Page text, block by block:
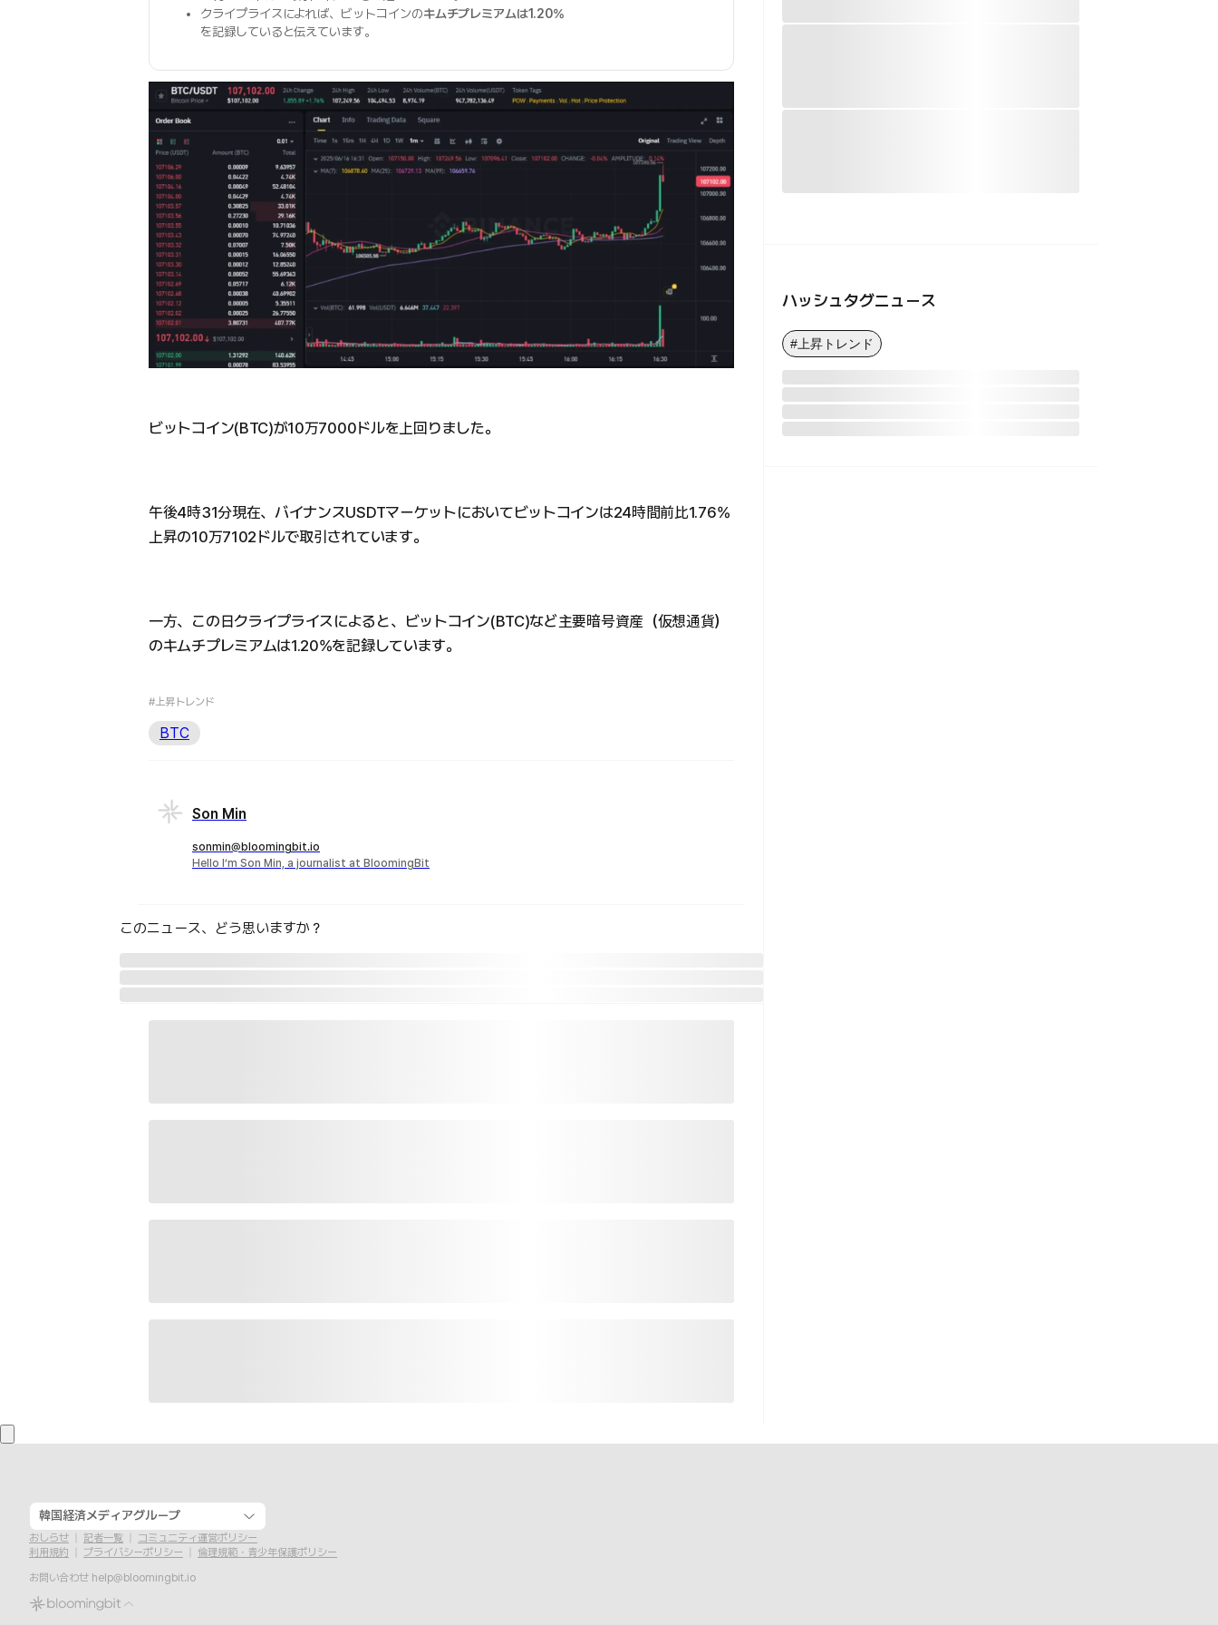
クライプライスによれば、ビットコインのキムチプレミアムは1.20%
を記録していると伝えています。
ビットコイン(BTC)が10万7000ドルを上回りました。
午後4時31分現在、バイナンスUSDTマーケットにおいてビットコインは24時間前比1.76%
上昇の10万7102ドルで取引されています。
一方、この日クライプライスによると、ビットコイン(BTC)など主要暗号資産（仮想通貨）
のキムチプレミアムは1.20%を記録しています。
#上昇トレンド
BTC
Son Min
sonmin@bloomingbit.io
Hello I’m Son Min, a journalist at BloomingBit
このニュース、どう思いますか？
ハッシュタグニュース
#上昇トレンド
韓国経済メディアグループ
おしらせ 記者一覧
コミュニティ運営ポリシー
利用規約
プライバシーポリシー
倫理規範・青少年保護ポリシー
お問い合わせ help@bloomingbit.io